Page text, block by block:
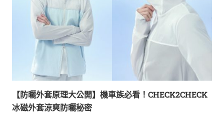
【防曬外套原理大公開】機車族必看！CHECK2CHECK
冰磁外套涼爽防曬秘密